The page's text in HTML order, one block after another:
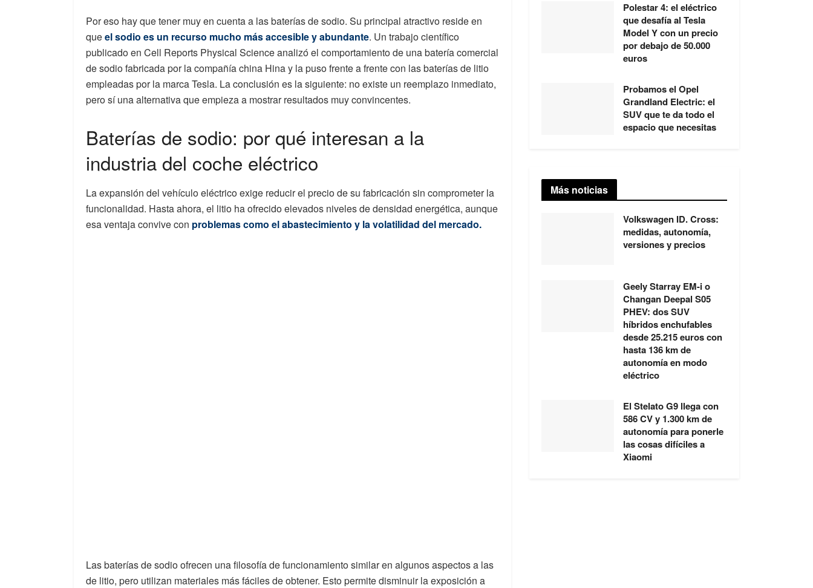
Por eso hay que tener muy en cuenta a las baterías de sodio. Su principal atractivo reside en
queel sodio es un recurso mucho más accesible y abundante. Un trabajo científico
publicado en Cell Reports Physical Science analizó el comportamiento de una batería comercial
de sodio fabricada por la compañía china Hina y la puso frente a frente con las baterías de litio
empleadas por la marca Tesla. La conclusión es la siguiente: no existe un reemplazo inmediato,
pero sí una alternativa que empieza a mostrar resultados muy convincentes.
Baterías de sodio: por qué interesan a la
industria del coche eléctrico
La expansión del vehículo eléctrico exige reducir el precio de su fabricación sin comprometer la
funcionalidad. Hasta ahora, el litio ha ofrecido elevados niveles de densidad energética, aunque
esa ventaja convive con problemas como el abastecimiento y la volatilidad del mercado.
Las baterías de sodio ofrecen una filosofía de funcionamiento similar en algunos aspectos a las
de litio, pero utilizan materiales más fáciles de obtener. Esto permite disminuir la exposición a
Polestar 4: el eléctrico
que desafía al Tesla
Model Y con un precio
por debajo de 50.000
euros
Probamos el Opel
Grandland Electric: el
SUV que te da todo el
espacio que necesitas
Más noticias
Volkswagen ID. Cross:
medidas, autonomía,
versiones y precios
Geely Starray EM-i o
Changan Deepal S05
PHEV: dos SUV
híbridos enchufables
desde 25.215 euros con
hasta 136 km de
autonomía en modo
eléctrico
El Stelato G9 llega con
586 CV y 1.300 km de
autonomía para ponerle
las cosas difíciles a
Xiaomi